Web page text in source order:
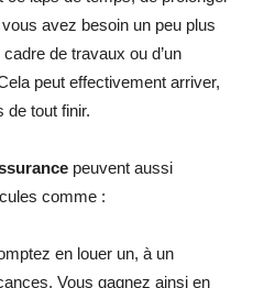
avez besoin un peu plus
de travaux ou d’un
peut effectivement arriver,
de tout finir.
peuvent aussi
comme :
en louer un, à un
Vous gagnez ainsi en